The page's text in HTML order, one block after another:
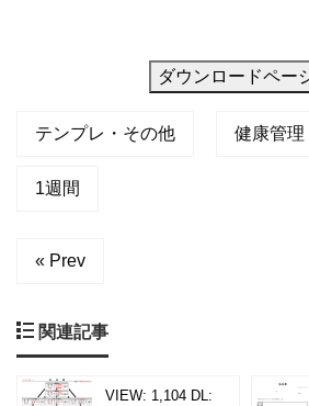
ダウンロードペー
テンプレ・その他 健康管理
1週間
« Prev
関連記事
VIEW: 1,104 DL: